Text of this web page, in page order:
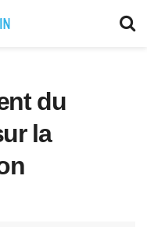
du
la